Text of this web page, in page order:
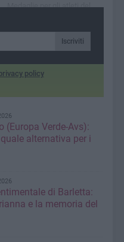
Medaglie per gli atleti del
Iscriviti
policy
(Europa Verde-Avs):
alternativa per i
di Barletta:
e la memoria del